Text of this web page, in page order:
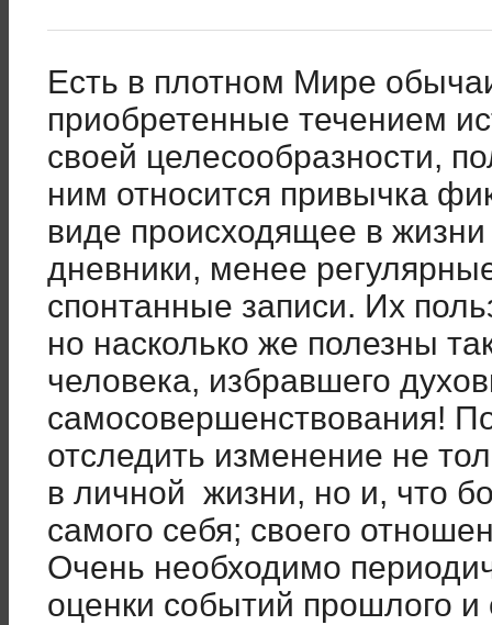
Есть в плотном Мире
приобретенные течением
своей целесообразности,
ним относится привычка
виде происходящее в жизни
дневники, менее
спонтанные записи. Их
но насколько же полезны
человека, избравшего
самосовершенствования!
отследить изменение не
в личной жизни, но и, что
самого себя; своего
Очень необходимо
оценки событий прошлого и